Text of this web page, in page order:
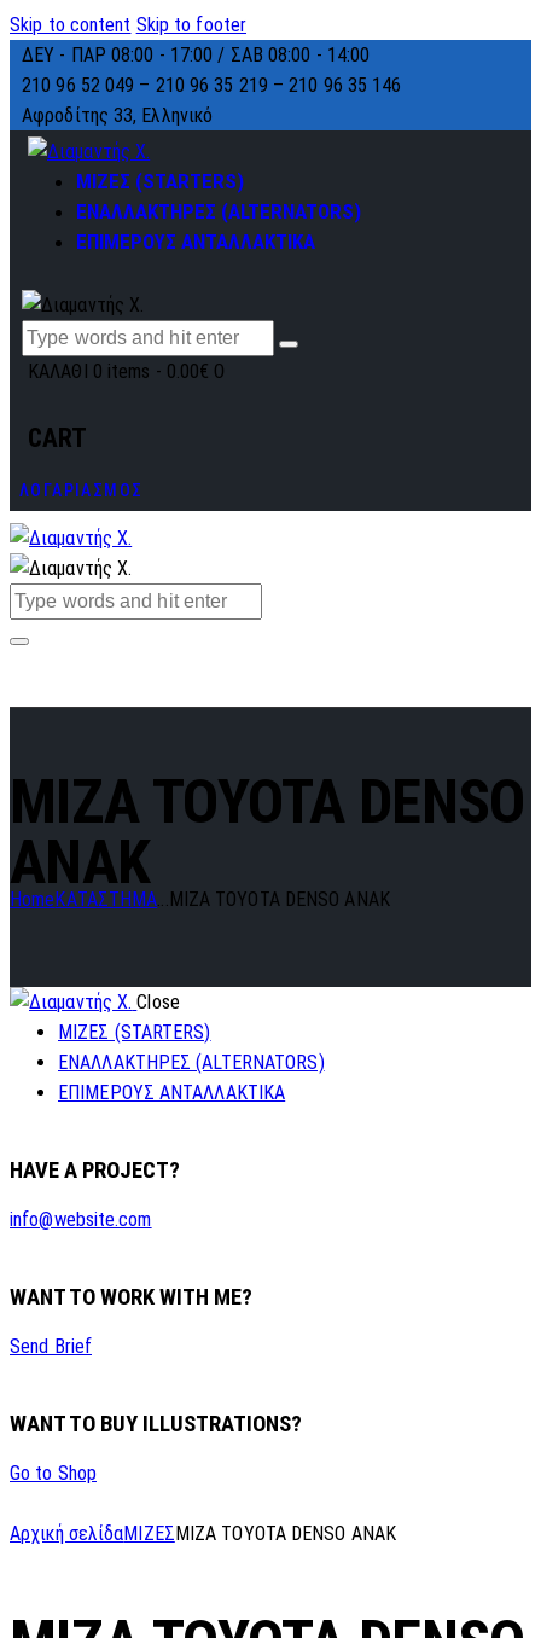
Skip to content Skip to footer
ΔΕΥ - ΠΑΡ 08:00 - 17:00 / ΣΑΒ 08:00 - 14:00
210 96 52 049 – 210 96 35 219 –210 96 35 146
Αφροδίτης 33, Ελληνικό
ΜΙΖΕΣ (STARTERS)
ΕΝΑΛΛΑΚΤΗΡΕΣ (ALTERNATORS)
ΕΠΙΜΕΡΟΥΣ ΑΝΤΑΛΛΑΚΤΙΚΑ
ΚΑΛΑΘΙ 0 items - 0.00€ 0
CART
ΛΟΓΑΡΙΑΣΜΟΣ
MIZA TOYOTA DENSO
ANAK
Home ΚΑΤΑΣΤΗΜΑ... MIZA TOYOTA DENSO ANAK
Close
ΜΙΖΕΣ (STARTERS)
ΕΝΑΛΛΑΚΤΗΡΕΣ (ALTERNATORS)
ΕΠΙΜΕΡΟΥΣ ΑΝΤΑΛΛΑΚΤΙΚΑ
HAVE A PROJECT?
info@website.com
WANT TO WORK WITH ME?
Send Brief
WANT TO BUY ILLUSTRATIONS?
Go to Shop
Αρχική σελίδαΜΙΖΕΣ MIZA TOYOTA DENSO ANAK